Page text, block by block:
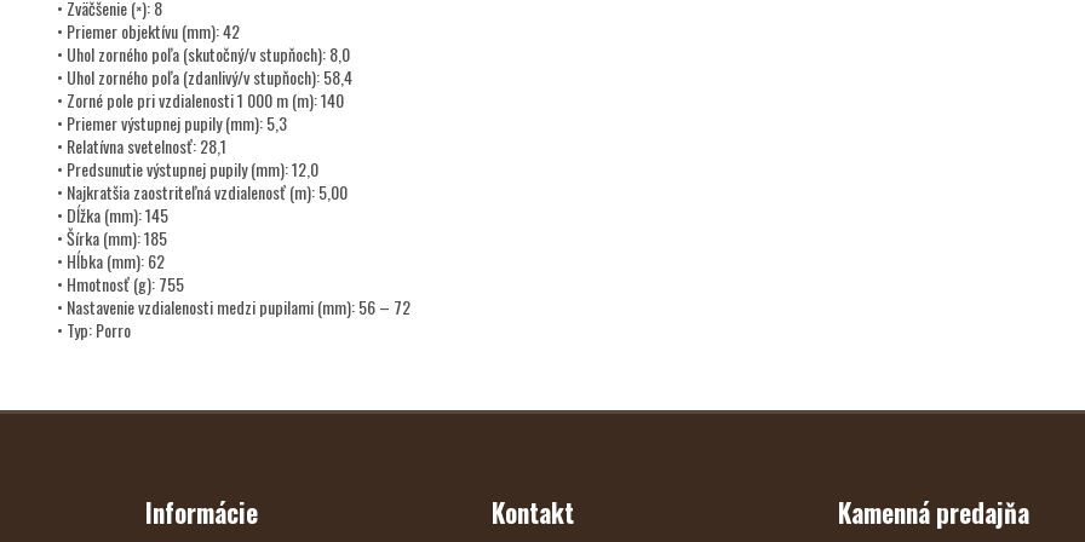
• Zväčšenie (×): 8
• Priemer objektívu (mm): 42
• Uhol zorného poľa (skutočný/v stupňoch): 8,0
• Uhol zorného poľa (zdanlivý/v stupňoch): 58,4
• Zorné pole pri vzdialenosti 1 000 m (m): 140
• Priemer výstupnej pupily (mm): 5,3
• Relatívna svetelnosť: 28,1
• Predsunutie výstupnej pupily (mm): 12,0
• Najkratšia zaostriteľná vzdialenosť (m): 5,00
• Dĺžka (mm): 145
• Šírka (mm): 185
• Hĺbka (mm): 62
• Hmotnosť (g): 755
• Nastavenie vzdialenosti medzi pupilami (mm): 56 – 72
• Typ: Porro
Z
Informácie Kontakt Kamenná predajňa